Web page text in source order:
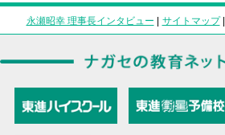
永瀬昭幸 理事長インタビュー | サイトマップ|